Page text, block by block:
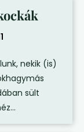
nekik (is)
sült